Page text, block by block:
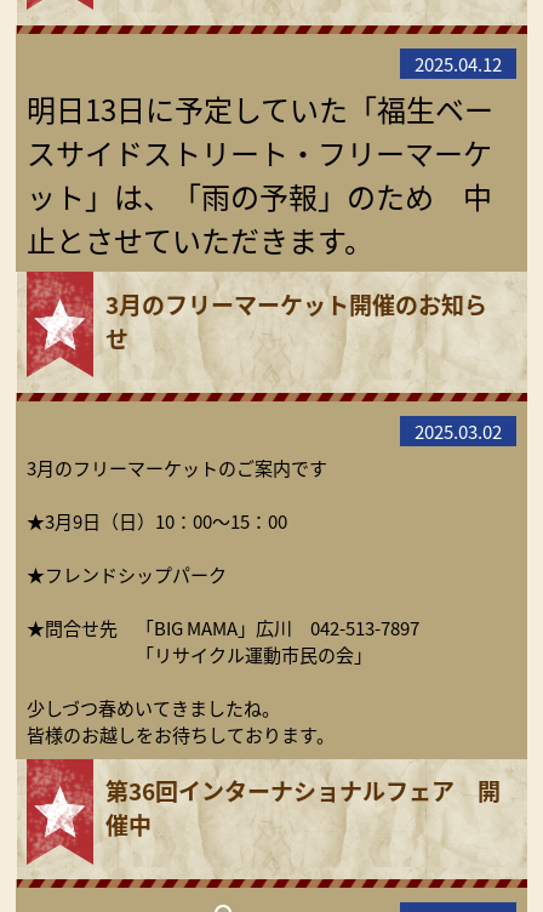
2025.04.12
明日13日に予定していた「福生ベー
スサイドストリート・フリーマーケ
ット」は、「雨の予報」のため 中
止とさせていただきます。
3月のフリーマーケット開催のお知ら
せ
2025.03.02
3月のフリーマーケットのご案内です
★3月9日（日）10：00～15：00
★フレンドシップパーク
★問合せ先 「BIG MAMA」広川 042-513-7897
「リサイクル運動市民の会」
少しづつ春めいてきましたね。
皆様のお越しをお待ちしております。
第36回インターナショナルフェア 開
催中